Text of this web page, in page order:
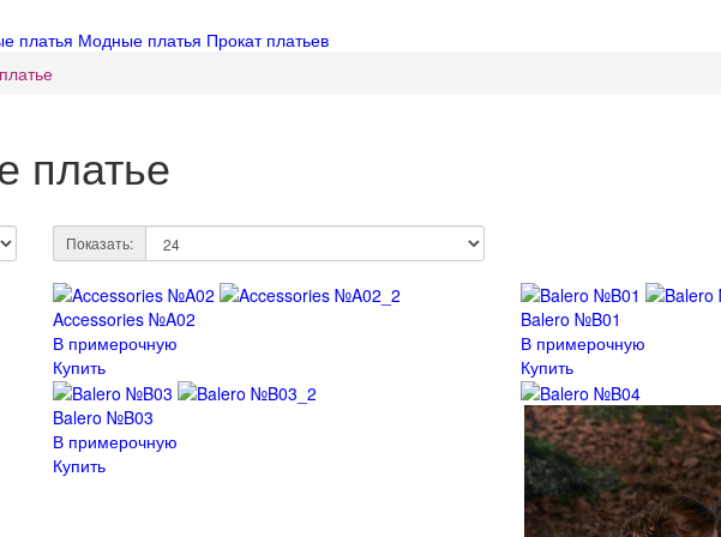
платья Модные платья Прокат платьев
платье
Показать:
Accessories №A02
В примерочную
Купить
Balero №B01
В примерочную
Купить
Balero №B03
В примерочную
Купить